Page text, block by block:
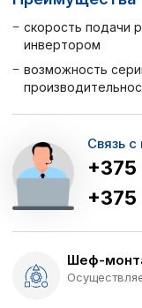
скорость подачи
инвертором
возможность
Связь
+375
+375
Шеф-